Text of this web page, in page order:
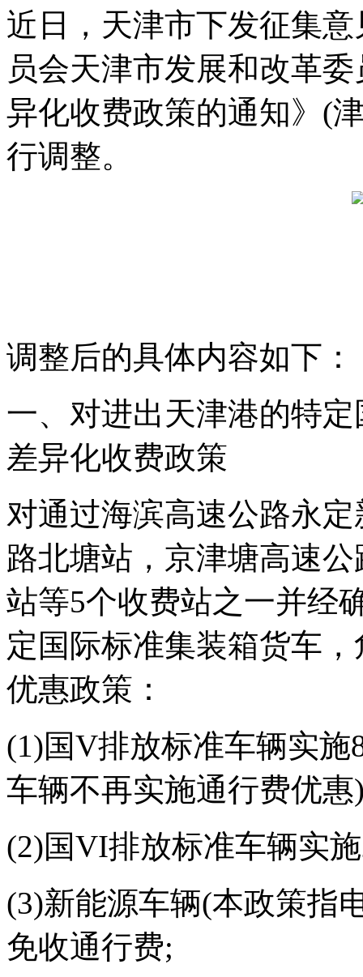
近日，天津市下发征集
员会天津市发展和改革
异化收费政策的通知》(
行调整。
调整后的具体内容如下：
一、对进出天津港的特
差异化收费政策
对通过海滨高速公路永
路北塘站，京津塘高速
站等5个收费站之一并经
定国际标准集装箱货车
优惠政策：
(1)国V排放标准车辆实
车辆不再实施通行费优惠
(2)国VI排放标准车辆实
(3)新能源车辆(本政策指
免收通行费;